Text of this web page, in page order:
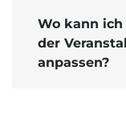
Wo kann
der
anpassen?